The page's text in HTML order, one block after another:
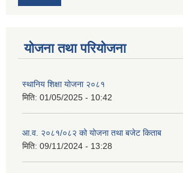
योजना तथा परियोजना
स्थानिय शिक्षा योजना २०८१
मिति: 01/05/2025 - 10:42
आ.व. २०८१/०८२ को योजना तथा बजेट किताब
मिति: 09/11/2024 - 13:28